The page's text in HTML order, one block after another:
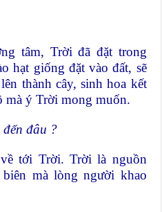
tâm, Trời đã đặt trong
hạt giống đặt vào đất, sẽ
thành cây, sinh hoa kết
mà ý Trời mong muốn.
đâu ?
tới Trời. Trời là nguồn
mà lòng người khao